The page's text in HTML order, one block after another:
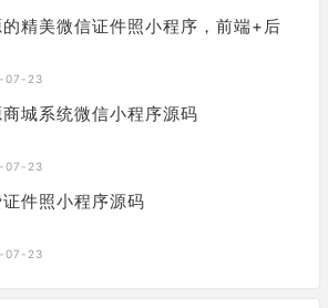
精美微信证件照小程序，前端+后
07-23
城系统微信小程序源码
07-23
件照小程序源码
07-23